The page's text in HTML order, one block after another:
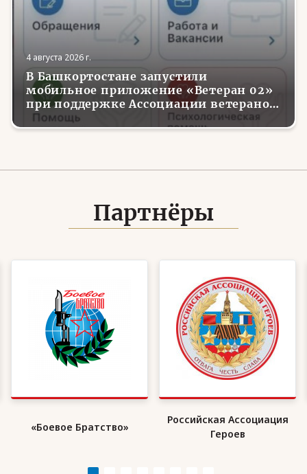
4 августа 2026 г.
В Башкортостане запустили
мобильное приложение «Ветеран 02»
при поддержке Ассоциации ветеранов
СВО
Партнёры
«Боевое Братство»
Российская Ассоциация
Героев